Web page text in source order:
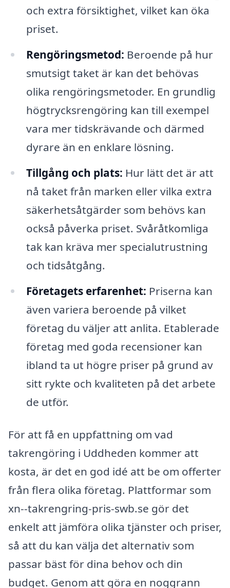
och extra försiktighet, vilket kan öka
priset.
Rengöringsmetod: Beroende på hur
smutsigt taket är kan det behövas
olika rengöringsmetoder. En grundlig
högtrycksrengöring kan till exempel
vara mer tidskrävande och därmed
dyrare än en enklare lösning.
Tillgång och plats: Hur lätt det är att
nå taket från marken eller vilka extra
säkerhetsåtgärder som behövs kan
också påverka priset. Svåråtkomliga
tak kan kräva mer specialutrustning
och tidsåtgång.
Företagets erfarenhet: Priserna kan
även variera beroende på vilket
företag du väljer att anlita. Etablerade
företag med goda recensioner kan
ibland ta ut högre priser på grund av
sitt rykte och kvaliteten på det arbete
de utför.
För att få en uppfattning om vad
takrengöring i Uddheden kommer att
kosta, är det en god idé att be om offerter
från flera olika företag. Plattformar som
xn--takrengring-pris-swb.se gör det
enkelt att jämföra olika tjänster och priser,
så att du kan välja det alternativ som
passar bäst för dina behov och din
budget. Genom att göra en noggrann